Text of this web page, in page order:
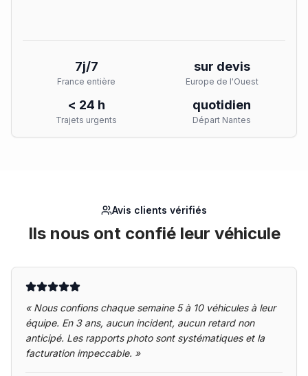
7j/7
France entière
sur devis
Europe de l'Ouest
< 24 h
Trajets urgents
quotidien
Départ Nantes
Avis clients vérifiés
Ils nous ont confié leur véhicule
« Nous confions chaque semaine 5 à 10 véhicules à leur
équipe. En 3 ans, aucun incident, aucun retard non
anticipé. Les rapports photo sont systématiques et la
facturation impeccable. »